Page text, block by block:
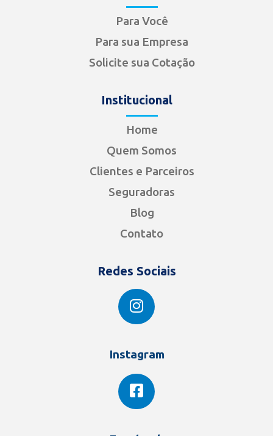
Para Você
Para sua Empresa
Solicite sua Cotação
Institucional
Home
Quem Somos
Clientes e Parceiros
Seguradoras
Blog
Contato
Redes Sociais
Instagram